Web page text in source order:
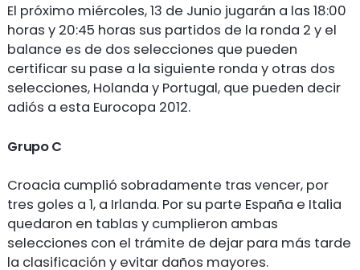
El próximo miércoles, 13 de Junio jugarán a las 18:00
horas y 20:45 horas sus partidos de la ronda 2 y el
balance es de dos selecciones que pueden
certificar su pase a la siguiente ronda y otras dos
selecciones, Holanda y Portugal, que pueden decir
adiós a esta Eurocopa 2012.
Grupo C
Croacia cumplió sobradamente tras vencer, por
tres goles a 1, a Irlanda. Por su parte España e Italia
quedaron en tablas y cumplieron ambas
selecciones con el trámite de dejar para más tarde
la clasificación y evitar daños mayores.